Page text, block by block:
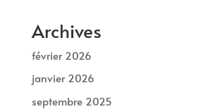
Archives
février 2026
janvier 2026
septembre 2025